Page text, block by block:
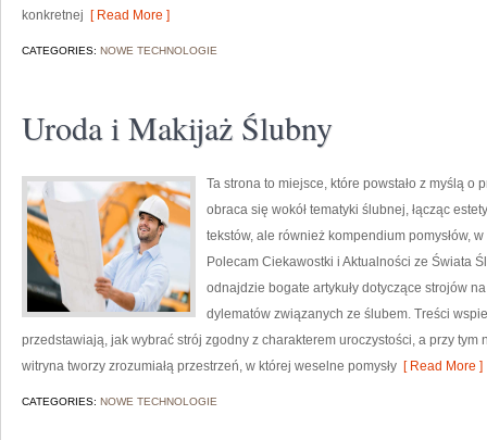
konkretnej [ Read More ]
CATEGORIES: NOWE TECHNOLOGIE
Uroda i Makijaż Ślubny
Ta strona to miejsce, które powstało z myślą o
obraca się wokół tematyki ślubnej, łącząc
tekstów, ale również kompendium pomysłów,
Polecam Ciekawostki i Aktualności ze Świata
odnajdzie bogate artykuły dotyczące strojów
dylematów związanych ze ślubem. Treści
przedstawiają, jak wybrać strój zgodny z charakterem uroczystości, a przy
witryna tworzy zrozumiałą przestrzeń, w której weselne pomysły [ Read More ]
CATEGORIES: NOWE TECHNOLOGIE